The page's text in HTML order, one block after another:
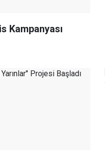
Kampanyası